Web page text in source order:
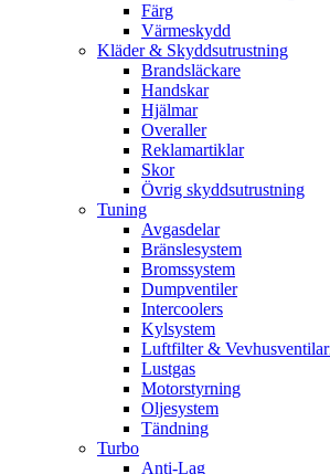
Färg
Värmeskydd
Kläder & Skyddsutrustning
Brandsläckare
Handskar
Hjälmar
Overaller
Reklamartiklar
Skor
Övrig skyddsutrustning
Tuning
Avgasdelar
Bränslesystem
Bromssystem
Dumpventiler
Intercoolers
Kylsystem
Luftfilter &
Lustgas
Motorstyrning
Oljesystem
Tändning
Turbo
Anti-Lag